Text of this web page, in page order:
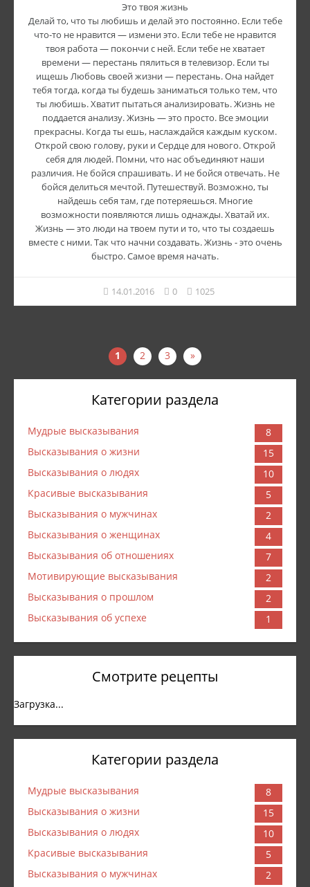
Категории раздела
Мудрые высказывания
8
Высказывания о жизни
15
Высказывания о людях
10
Красивые высказывания
5
Высказывания о мужчинах
2
Высказывания о женщинах
4
Высказывания об отношениях
7
Мотивирующие высказывания
2
Высказывания о прошлом
2
Высказывания об успехе
1
Смотрите рецепты
Загрузка...
Категории раздела
Мудрые высказывания
8
Высказывания о жизни
15
Высказывания о людях
10
Красивые высказывания
5
Высказывания о мужчинах
2
Это твоя жизнь
Делай то, что ты любишь и делай это постоянно. Если тебе
что-то не нравится — измени это. Если тебе не нравится
твоя работа — покончи с ней. Если тебе не хватает
времени — перестань пялиться в телевизор. Если ты
ищешь Любовь своей жизни — перестань. Она найдет
тебя тогда, когда ты будешь заниматься только тем, что
ты любишь. Хватит пытаться анализировать. Жизнь не
поддается анализу. Жизнь — это просто. Все эмоции
прекрасны. Когда ты ешь, наслаждайся каждым куском.
Открой свою голову, руки и Сердце для нового. Открой
себя для людей. Помни, что нас объединяют наши
различия. Не бойся спрашивать. И не бойся отвечать. Не
бойся делиться мечтой. Путешествуй. Возможно, ты
найдешь себя там, где потеряешься. Многие
возможности появляются лишь однажды. Хватай их.
Жизнь — это люди на твоем пути и то, что ты создаешь
вместе с ними. Так что начни создавать. Жизнь - это очень
быстро. Самое время начать.
14.01.2016 0 1025
1 2 3 »